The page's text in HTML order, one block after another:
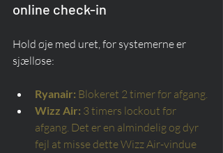
online check-in
Hold øje med uret, for systemerne er
sjælløse:
Ryanair: Blokeret 2 timer før afgang.
Wizz Air: 3 timers lockout før
afgang. Det er en almindelig og dyr
fejl at misse dette Wizz Air-vindue